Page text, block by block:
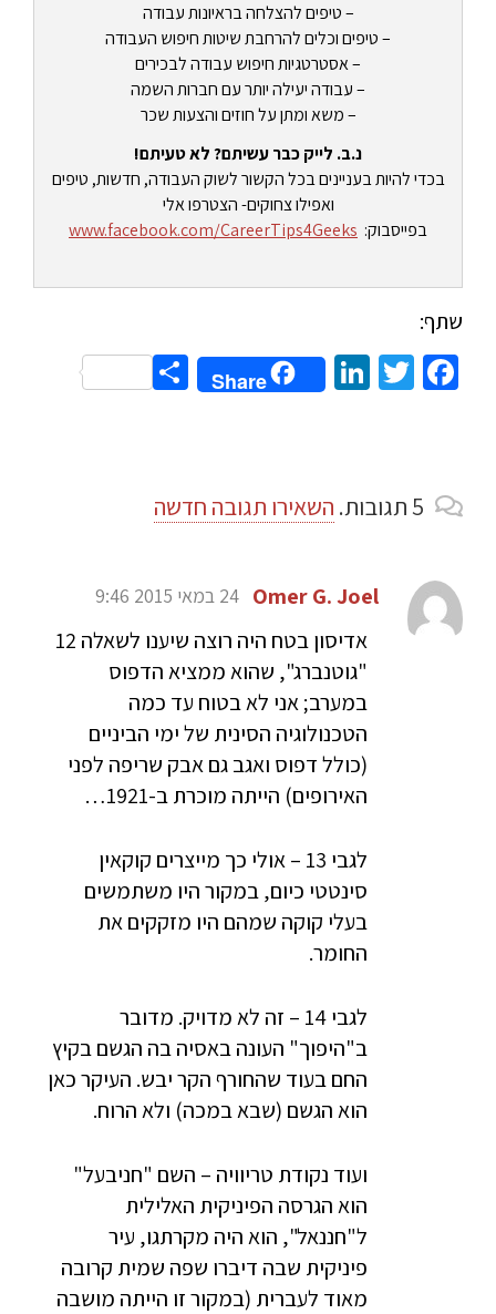
– טיפים להצלחה בראיונות עבודה
– טיפים וכלים להרחבת שיטות חיפוש העבודה
– אסטרטגיות חיפוש עבודה לבכירים
– עבודה יעילה יותר עם חברות השמה
– משא ומתן על חוזים והצעות שכר
נ.ב. לייק כבר עשיתם? לא טעיתם!
בכדי להיות בעניינים בכל הקשור לשוק העבודה, חדשות, טיפים
ואפילו צחוקים- הצטרפו אלי
בפייסבוק: www.facebook.com/CareerTips4Geeks
שתף:
Facebook
Twitter
LinkedIn
Share
Share
5 תגובות. השאירו תגובה חדשה
Omer G. Joel 24 במאי 2015 9:46
אדיסון בטח היה רוצה שיענו לשאלה 12
"גוטנברג", שהוא ממציא הדפוס
במערב; אני לא בטוח עד כמה
הטכנולוגיה הסינית של ימי הביניים
(כולל דפוס ואגב גם אבק שריפה לפני
האירופים) הייתה מוכרת ב-1921…
לגבי 13 – אולי כך מייצרים קוקאין
סינטטי כיום, במקור היו משתמשים
בעלי קוקה שמהם היו מזקקים את
החומר.
לגבי 14 – זה לא מדויק. מדובר
ב"היפוך" העונה באסיה בה הגשם בקיץ
החם בעוד שהחורף הקר יבש. העיקר כאן
הוא הגשם (שבא במכה) ולא הרוח.
ועוד נקודת טריוויה – השם "חניבעל"
הוא הגרסה הפיניקית האלילית
ל"חננאל", הוא היה מקרתגו, עיר
פיניקית שבה דיברו שפה שמית קרובה
מאוד לעברית (במקור זו הייתה מושבה